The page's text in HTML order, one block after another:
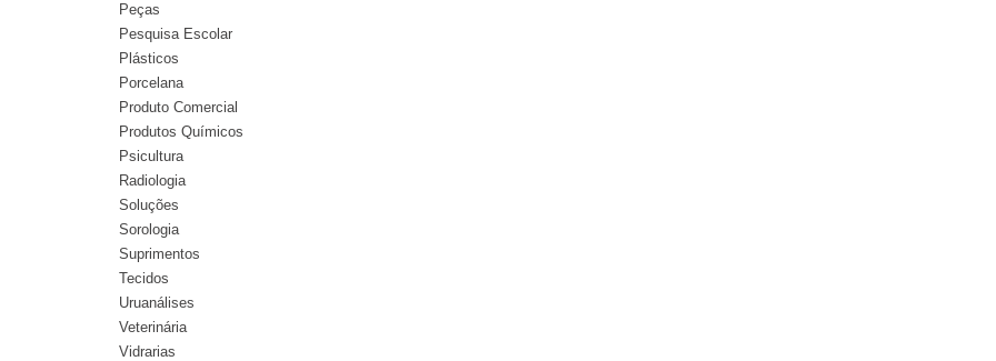
Peças
Pesquisa Escolar
Plásticos
Porcelana
Produto Comercial
Produtos Químicos
Psicultura
Radiologia
Soluções
Sorologia
Suprimentos
Tecidos
Uruanálises
Veterinária
Vidrarias